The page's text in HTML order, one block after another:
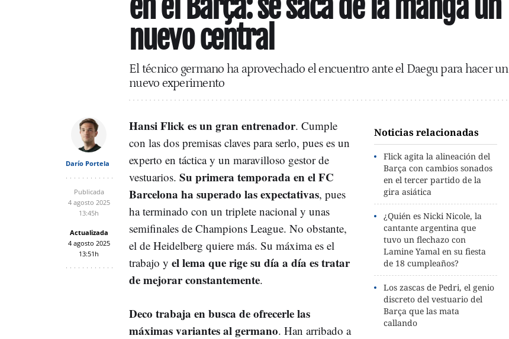
nuevo central
El técnico germano ha aprovechado el encuentro ante el Daegu para hacer un
nuevo experimento
Darío Portela
Publicada
4 agosto 2025
13:45h
Actualizada
4 agosto 2025
13:51h
Noticias relacionadas
Flick agita la alineación del
Barça con cambios sonados
en el tercer partido de la
gira asiática
¿Quién es Nicki Nicole, la
cantante argentina que
tuvo un flechazo con
Lamine Yamal en su fiesta
de 18 cumpleaños?
Los zascas de Pedri, el genio
discreto del vestuario del
Barça que las mata
callando
Hansi Flick es un gran entrenador. Cumple
con las dos premisas claves para serlo, pues es un
experto en táctica y un maravilloso gestor de
vestuarios. Su primera temporada en el FC
Barcelona ha superado las expectativas, pues
ha terminado con un triplete nacional y unas
semifinales de Champions League. No obstante,
el de Heidelberg quiere más. Su máxima es el
trabajo y el lema que rige su día a día es tratar
de mejorar constantemente.
Deco trabaja en busca de ofrecerle las
máximas variantes al germano. Han arribado a